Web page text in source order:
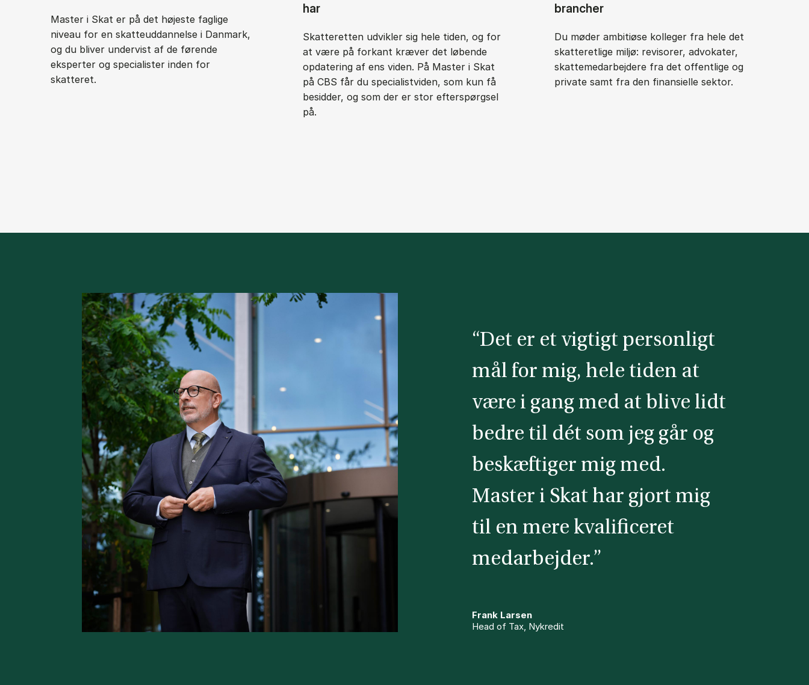
Master i Skat er på det højeste faglige
niveau for en skatteuddannelse i Danmark,
og du bliver undervist af de førende
eksperter og specialister inden for
skatteret.
har
Skatteretten udvikler sig hele tiden, og for
at være på forkant kræver det løbende
opdatering af ens viden. På Master i Skat
på CBS får du specialistviden, som kun få
besidder, og som der er stor efterspørgsel
på.
brancher
Du møder ambitiøse kolleger fra hele det
skatteretlige miljø: revisorer, advokater,
skattemedarbejdere fra det offentlige og
private samt fra den finansielle sektor.
“Det er et vigtigt personligt
mål for mig, hele tiden at
være i gang med at blive lidt
bedre til dét som jeg går og
beskæftiger mig med.
Master i Skat har gjort mig
til en mere kvalificeret
medarbejder.”
Frank Larsen
Head of Tax, Nykredit